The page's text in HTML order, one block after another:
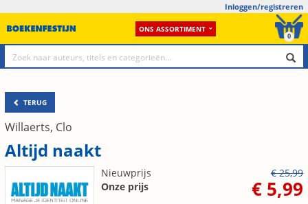
Inloggen/registreren
ONS ASSORTIMENT
0
TERUG
Willaerts, Clo
Altijd naakt
Nieuwprijs
€ 25,99
Onze prijs
€ 5,99